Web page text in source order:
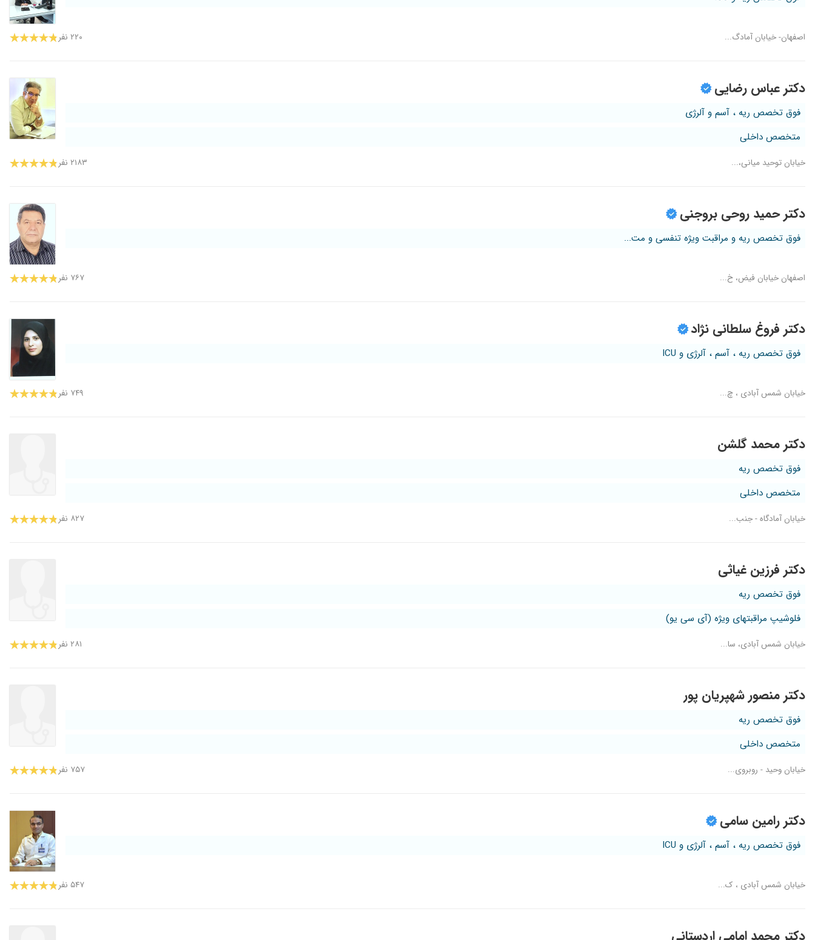
اصفهان- خیابان آمادگ... ۲۲۰ نفر
دکتر عباس رضایی
فوق تخصص ریه ، آسم و آلرژی
متخصص داخلی
خیابان توحید میانی،... ۲۱۸۳ نفر
دکتر حمید روحی بروجنی
فوق تخصص ریه و مراقبت ویژه تنفسی و مت...
اصفهان خیابان فیض، خ... ۷۶۷ نفر
دکتر فروغ سلطانی نژاد
فوق تخصص ریه ، آسم ، آلرژی و ICU
خیابان شمس آبادی ، چ... ۷۴۹ نفر
دکتر محمد گلشن
فوق تخصص ریه
متخصص داخلی
خیابان آمادگاه - جنب... ۸۲۷ نفر
دکتر فرزین غیاثی
فوق تخصص ریه
فلوشیپ مراقبتهای ویژه (آی سی یو)
خیابان شمس آبادی، سا... ۲۸۱ نفر
دکتر منصور شهپریان پور
فوق تخصص ریه
متخصص داخلی
خیابان وحید - روبروی... ۷۵۷ نفر
دکتر رامین سامی
فوق تخصص ریه ، آسم ، آلرژی و ICU
خیابان شمس آبادی ، ک... ۵۴۷ نفر